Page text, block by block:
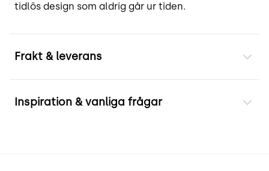
tidlös design som aldrig går ur tiden.
Frakt & leverans
Inspiration & vanliga frågar